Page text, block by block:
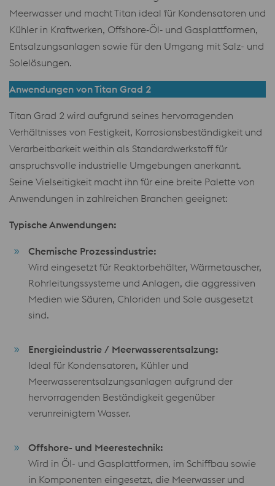
Meerwasser und macht Titan ideal für Kondensatoren und
Kühler in Kraftwerken, Offshore‑Öl‑ und Gasplattformen,
Entsalzungsanlagen sowie für den Umgang mit Salz- und
Solelösungen.
Anwendungen vonTitan Grad 2
Titan Grad 2 wird aufgrund seines hervorragenden
Verhältnisses von Festigkeit, Korrosionsbeständigkeit und
Verarbeitbarkeit weithin als Standardwerkstoff für
anspruchsvolle industrielle Umgebungen anerkannt.
Seine Vielseitigkeit macht ihn für eine breite Palette von
Anwendungen in zahlreichen Branchen geeignet:
Typische Anwendungen:
Chemische Prozessindustrie:
Wird eingesetzt für Reaktorbehälter, Wärmetauscher,
Rohrleitungssysteme und Anlagen, die aggressiven
Medien wie Säuren, Chloriden und Sole ausgesetzt
sind.
Energieindustrie / Meerwasserentsalzung:
Ideal für Kondensatoren, Kühler und
Meerwasserentsalzungsanlagen aufgrund der
hervorragenden Beständigkeit gegenüber
verunreinigtem Wasser.
Offshore- und Meerestechnik:
Wird in Öl- und Gasplattformen, im Schiffbau sowie
in Komponenten eingesetzt, die Meerwasser und